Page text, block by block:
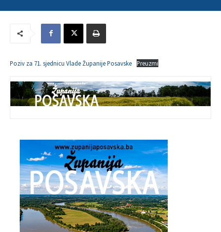
Poziv za 71. sjednicu Vlade Županije Posavske Preuzmi